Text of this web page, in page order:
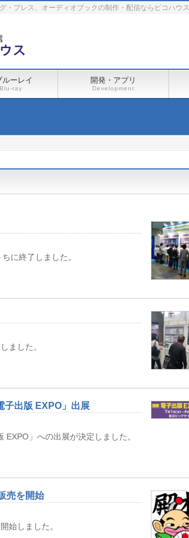
・プレス、オーディオブックの制作・配信ならピコハウス
ルーレイ
ray
開発・アプリ
Development
に終了しました。
ました。
子出版 EXPO」出展
EXPO」への出展が決定しました。
売を開始
始しました。